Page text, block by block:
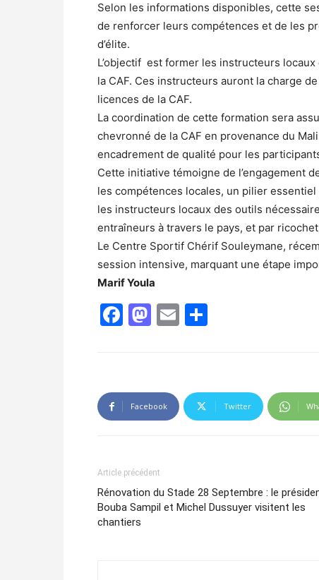
Selon les informations disponibles, cette
de renforcer leurs compétences et de les
d’élite.
L’objectif est former les instructeurs
la CAF. Ces instructeurs auront la charge
licences de la CAF.
La coordination de cette formation sera
chevronné de la CAF en provenance du
encadrement de qualité pour les
Cette initiative témoigne de l’engagement
les compétences locales, un pilier
les instructeurs locaux des outils
entraîneurs à travers le pays, et par
Le Centre Sportif Chérif Souleymane,
session intensive, marquant une étape
Marif Youla
Facebook
Mastodon
Email
Facebook Twitter
Article précédent
Rénovation du Stade 28 Septembre : le
Bouba Sampil et Michel Dussuyer visitent les
chantiers